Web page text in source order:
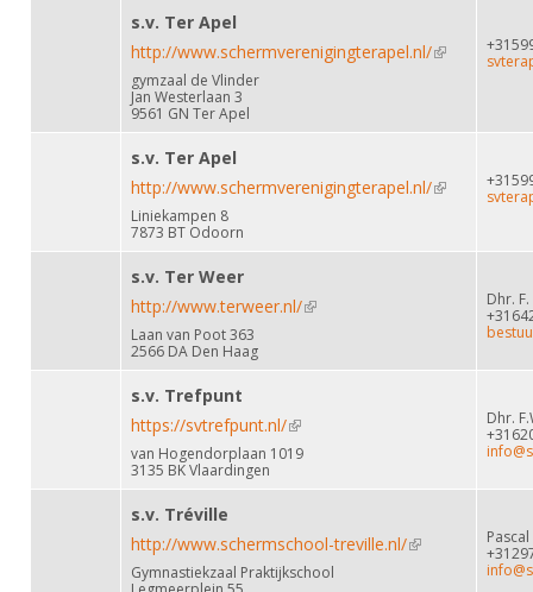
s.v. Ter Apel
http://www.schermverenigingterapel.nl/(link is
gymzaal de Vlinder
Jan Westerlaan 3
9561 GN Ter Apel
s.v. Ter Apel
http://www.schermverenigingterapel.nl/(link is
Liniekampen 8
7873 BT Odoorn
s.v. Ter Weer
http://www.terweer.nl/(link is external)
Laan van Poot 363
2566 DA Den Haag
Dhr.
s.v. Trefpunt
https://svtrefpunt.nl/(link is external)
van Hogendorplaan 1019
3135 BK Vlaardingen
Dhr.
s.v. Tréville
http://www.schermschool-treville.nl/(link is external)
Gymnastiekzaal Praktijkschool